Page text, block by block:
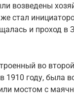
возведены
стал
и проход
во
1910 году, была
мостом с